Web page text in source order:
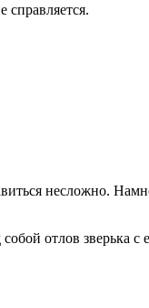
несложно.
отлов зверька с